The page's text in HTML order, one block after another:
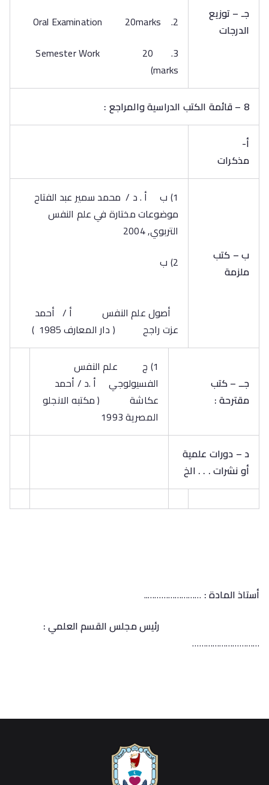
جـ – توزيع
الدرجات
2. Oral Examination 20marks
3. Semester Work 20
marks)
8 – قائمة الكتب الدراسية والمراجع :
أ‌-
مذكرات
ب – كتب
ملزمة
1) ب أ . د / محمد سمير عبد الفتاح
موضوعات مختارة في علم النفس
التربوي, 2004
2) ب
أصول علم النفس أ / أحمد
عزت راجح ( دار المعارف 1985 )
جــ – كتب
مقترحة :
1) ج علم النفس
الفسيولوجي أ .د / أحمد
عكاشة ( مكتبه الانجلو
المصرية 1993
د – دورات علمية
أو نشرات . . . الخ
أستاذ المادة : ……………………..
رئيس مجلس القسم العلمي :
…………………………